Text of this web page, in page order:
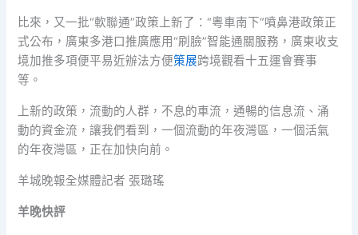
比來，又一批“軟聯通”政策上新了：“粵車南下”噴鼻港政策正
式公布，廣東多港口推廣應用“刷臉”智能通關服務，廣東收支
境加推多項便平易近辦法方便策展跨境觀看十五運會賽事
等。
上新的政策，流動的人群，不息的車流，通暢的信息流、涌
動的資金流，讓我們看到，一個流動的年夜灣區，一個活氣
的年夜灣區，正在加快向前。
羊城晚報全媒體記者 張璐瑤
羊晚快評